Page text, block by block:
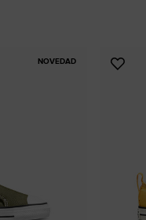
NOVEDAD
Añadir